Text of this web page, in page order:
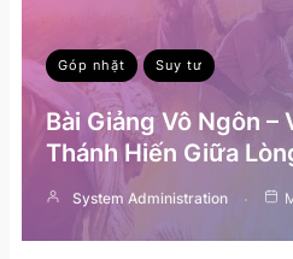
Góp nhặt Suy tư
Bài Giảng Vô Ngôn –
Thánh Hiến Giữa
System Administration